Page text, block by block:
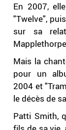
En 2007,
"Twelve",
sur sa
Mais la
pour un
2004 et
le décès de
Patti Smith,